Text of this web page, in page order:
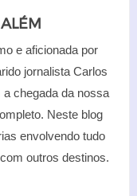
e aficionada por
jornalista Carlos
chegada da nossa
Neste blog
envolvendo tudo
outros destinos.